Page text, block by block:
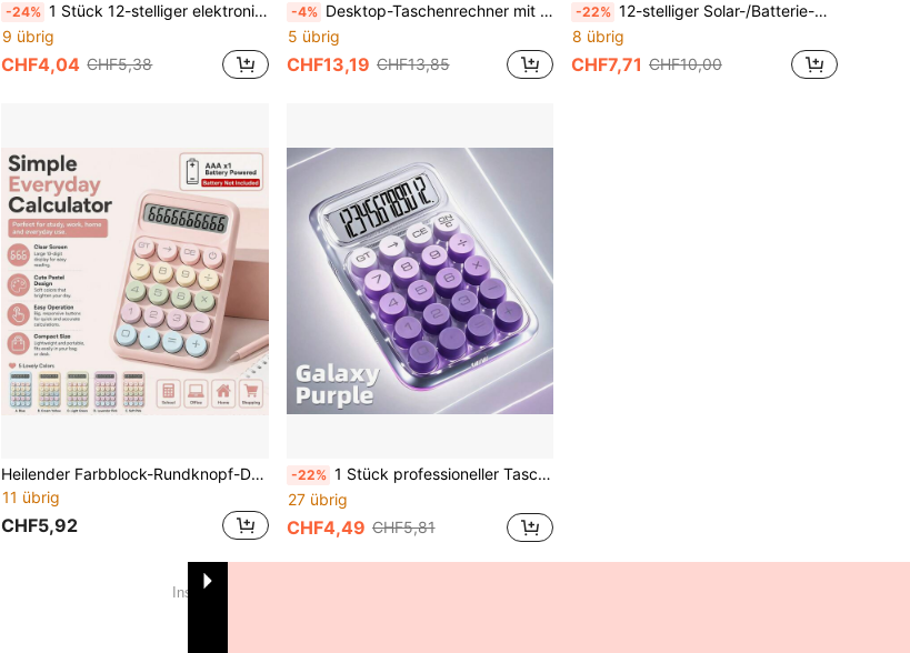
-24% 1 Stück 12-stelliger elektronischer Taschenrechner für Büro, Geschäft, Finanzen, Schülerlernen, Taschenrechner mit großem Display, Lernmaterialien, Schulanfang
9 übrig
CHF4,04 CHF5,38
-4% Desktop-Taschenrechner mit Schreibblock, 12-stelliger LCD-Großbildschirm, Solar-/Batterie-Dualstromversorgung, mechanische große Tasten (klare Rückmeldung), lange Batterielebensdauer, geeignet für Büro, Studium, Buchhaltung, Ingenieurberechnungen, tolles Weihnachtsgeschenk (Batterien nicht enthalten)
5 übrig
CHF13,19 CHF13,85
-22% 12-stelliger Solar-/Batterie-Dual-Power-Taschenrechner, großes LCD-Display, ergonomische mechanische Tasten, Grundrechenarten (Löschen/Prozent/Rücktaste), geeignet für Büro, Zuhause, Finanzen, Buchhaltung, präzise Berechnung, vereint Ästhetik und Praktikabilität
8 übrig
CHF7,71 CHF10,00
Heilender Farbblock-Rundknopf-Desktop-Rechner, geschichtetes Macaron-Farbschema mit knackigem taktilem Feedback, breiter LCD-Bildschirm zeigt 10 Ziffern an, schlanker tragbarer Körper, für Studentenstudium, Büroalltag-Berechnungen, süße Desktop-Schreibwaren, 1 AAA-Batterie (nicht enthalten)
11 übrig
CHF5,92
-22% 1 Stück professioneller Taschenrechner, hohe Präzision & stoßfest | deckt alle akademischen Stufen ab | Studenten- & Büro-Profi-Taschenrechner | Schulanfang-Essential | Abschlussgeschenk, Vatertagsgeschenk (Verpackungstasche je nach Stil hinzufügen)
27 übrig
CHF4,49 CHF5,81
Insgesamt 1 Seiten